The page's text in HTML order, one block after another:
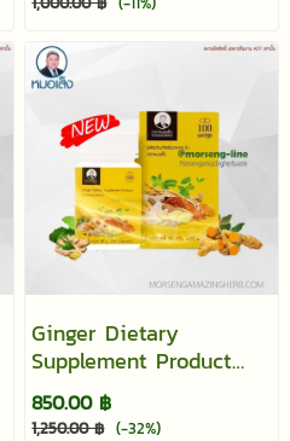
Ginger Dietary
Supplement Product
Morseng Brand
850.00 ฿
1,250.00 ฿ (-32%)